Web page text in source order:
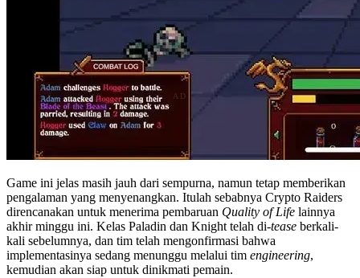
Game ini jelas masih jauh dari sempurna, namun tetap memberikan
pengalaman yang menyenangkan. Itulah sebabnya Crypto Raiders
direncanakan untuk menerima pembaruan Quality of Life lainnya
akhir minggu ini. Kelas Paladin dan Knight telah di-tease berkali-
kali sebelumnya, dan tim telah mengonfirmasi bahwa
implementasinya sedang menunggu melalui tim engineering,
kemudian akan siap untuk dinikmati pemain.